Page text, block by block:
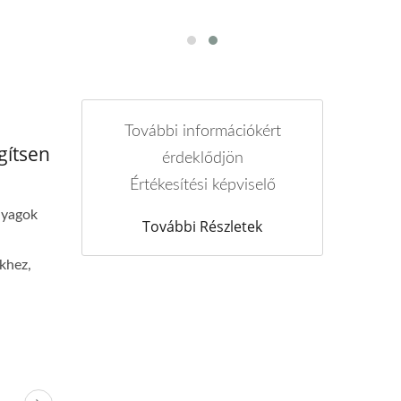
További információkért
érdeklődjön
Értékesítési képviselő
További Részletek